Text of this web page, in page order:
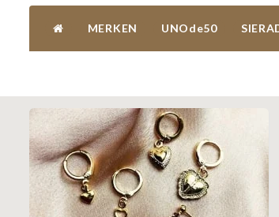
MERKEN UNOde50